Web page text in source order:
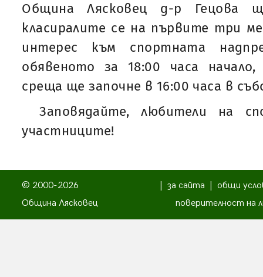
Община Лясковец д-р Гецова
класиралите се на първите три
интерес към спортната
обявеното за 18:00 часа
среща ще започне в 16:00 часа в
Заповядайте, любители на
участниците!
© 2000-2026
Община Лясковец
за сайта
общи
поверителност на